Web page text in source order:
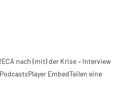
nach (mit) der Krise –
EmbedTeilen eine